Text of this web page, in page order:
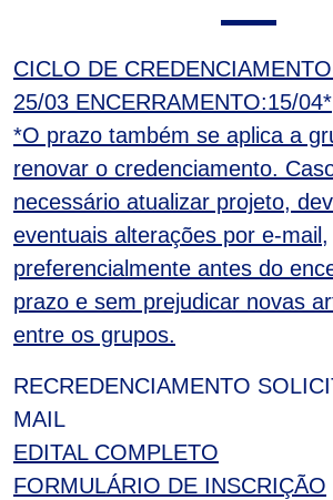
CICLO DE
25/03 ENCERRAMENTO:15/04*
*O prazo também se aplica a
renovar o credenciamento.
necessário atualizar projeto,
eventuais alterações por e-mail,
preferencialmente antes do
prazo e sem prejudicar novas
entre os grupos.
RECREDENCIAMENTO
MAIL
EDITAL COMPLETO
FORMULÁRIO DE INSCRIÇÃO